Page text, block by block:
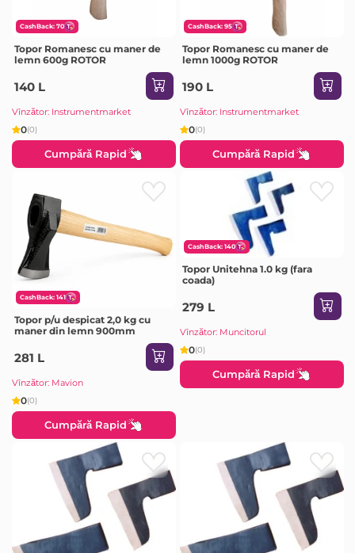
CashBack: 70
Topor Romanesc cu maner de
lemn 600g ROTOR
140 L
Vînzător: Instrumentmarket
0(0)
Cumpără Rapid
CashBack: 95
Topor Romanesc cu maner de
lemn 1000g ROTOR
190 L
Vînzător: Instrumentmarket
0(0)
Cumpără Rapid
CashBack: 141
Topor p/u despicat 2,0 kg cu
maner din lemn 900mm
281 L
Vînzător: Mavion
0(0)
Cumpără Rapid
CashBack: 140
Topor Unitehna 1.0 kg (fara
coada)
279 L
Vînzător: Muncitorul
0(0)
Cumpără Rapid